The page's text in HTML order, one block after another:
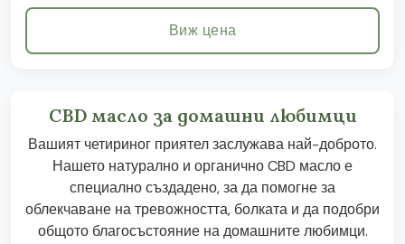
Виж цена
CBD масло за домашни любимци
Вашият четириног приятел заслужава най-доброто.
Нашето натурално и органично CBD масло е
специално създадено, за да помогне за
облекчаване на тревожността, болката и да подобри
общото благосъстояние на домашните любимци.